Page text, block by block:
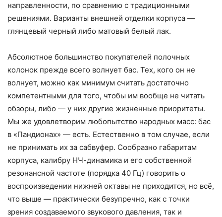
направленности, по сравнению с традиционными
решениями. Варианты внешней отделки корпуса —
глянцевый черный либо матовый белый лак.
Абсолютное большинство покупателей полочных
колонок прежде всего волнует бас. Тех, кого он не
волнует, можно как минимум считать достаточно
компетентными для того, чтобы им вообще не читать
обзоры, либо — у них другие жизненные приоритеты.
Мы же удовлетворим любопытство народных масс: бас
в «Пандионах» — есть. Естественно в том случае, если
не принимать их за сабвуфер. Сообразно габаритам
корпуса, калибру НЧ-динамика и его собственной
резонансной частоте (порядка 40 Гц) говорить о
воспроизведении нижней октавы не приходится, но всё,
что выше — практически безупречно, как с точки
зрения создаваемого звукового давления, так и